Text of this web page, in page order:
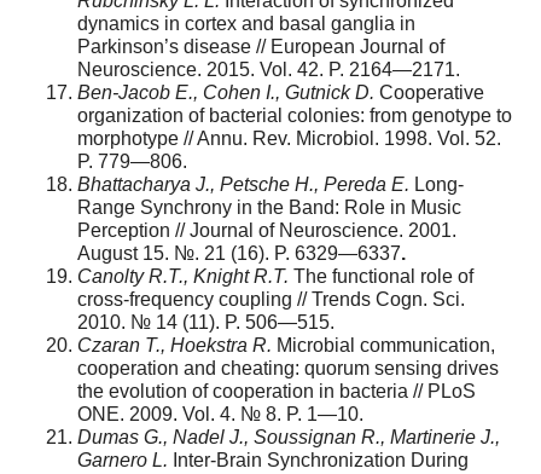
dynamics in cortex and basal ganglia in
Parkinson’s disease // European Journal of
Neuroscience. 2015. Vol. 42. P. 2164—2171.
Ben-Jacob E., Cohen I., Gutnick D. Сooperative
organization оf bacterial colonies: from genotype to
morphotype // Annu. Rev. Microbiol. 1998. Vol. 52.
P. 779—806.
Bhattacharya J., Petsche H., Pereda E. Long-
Range Synchrony in the Band: Role in Music
Perception // Journal of Neuroscience. 2001.
August 15. №. 21 (16). P. 6329—6337.
Canolty R.T., Knight R.T. The functional role of
cross-frequency coupling // Trends Cogn. Sci.
2010. № 14 (11). P. 506—515.
Czaran T., Hoekstra R. Microbial communication,
cooperation and cheating: quorum sensing drives
the evolution of cooperation in bacteria // PLoS
ONE. 2009. Vol. 4. № 8. P. 1—10.
Dumas G., Nadel J., Soussignan R., Martinerie J.,
Garnero L. Inter-Brain Synchronization During